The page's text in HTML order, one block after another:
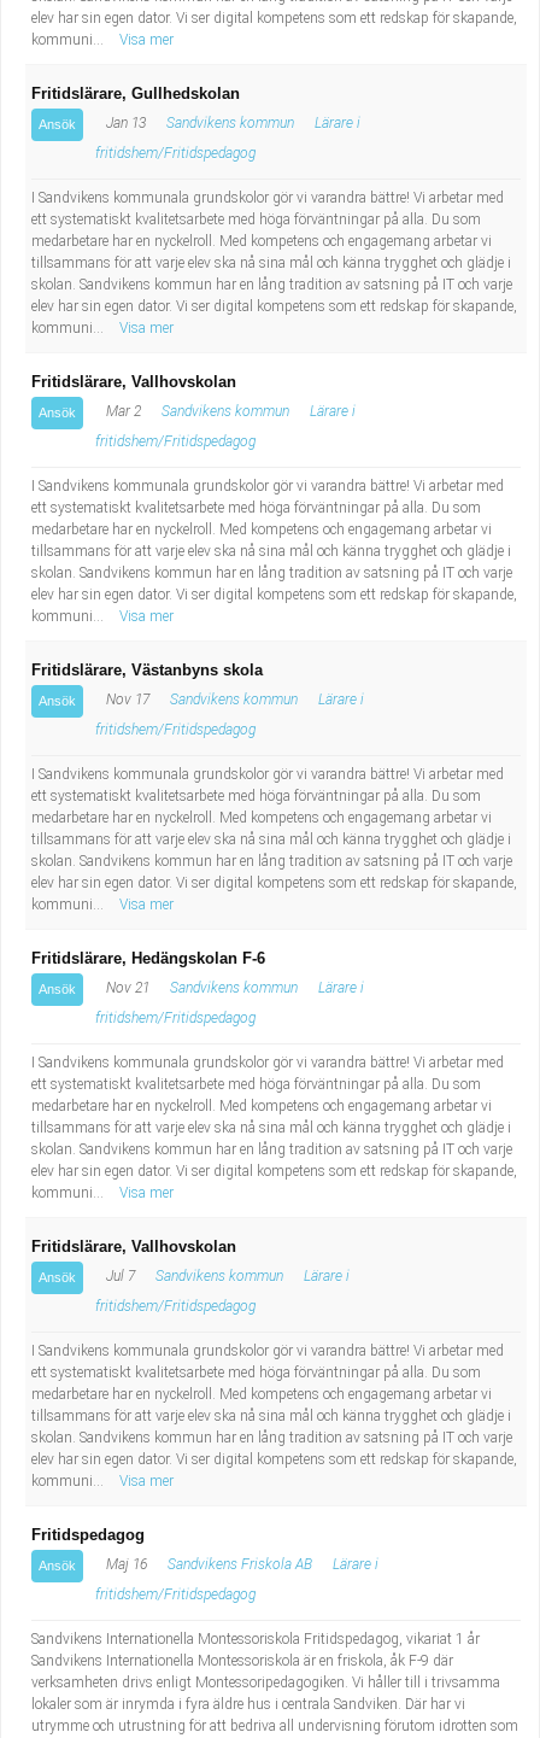
elev har sin egen dator. Vi ser digital kompetens som ett redskap för skapande,
kommuni...
Visa mer
Fritidslärare, Gullhedskolan
Ansök Jan 13 Sandvikens kommun
Lärare i
fritidshem/Fritidspedagog
I Sandvikens kommunala grundskolor gör vi varandra bättre! Vi arbetar med
ett systematiskt kvalitetsarbete med höga förväntningar på alla. Du som
medarbetare har en nyckelroll. Med kompetens och engagemang arbetar vi
tillsammans för att varje elev ska nå sina mål och känna trygghet och glädje i
skolan. Sandvikens kommun har en lång tradition av satsning på IT och varje
elev har sin egen dator. Vi ser digital kompetens som ett redskap för skapande,
kommuni...
Visa mer
Fritidslärare, Vallhovskolan
Ansök Mar 2 Sandvikens kommun
Lärare i
fritidshem/Fritidspedagog
I Sandvikens kommunala grundskolor gör vi varandra bättre! Vi arbetar med
ett systematiskt kvalitetsarbete med höga förväntningar på alla. Du som
medarbetare har en nyckelroll. Med kompetens och engagemang arbetar vi
tillsammans för att varje elev ska nå sina mål och känna trygghet och glädje i
skolan. Sandvikens kommun har en lång tradition av satsning på IT och varje
elev har sin egen dator. Vi ser digital kompetens som ett redskap för skapande,
kommuni...
Visa mer
Fritidslärare, Västanbyns skola
Ansök Nov 17 Sandvikens kommun
Lärare i
fritidshem/Fritidspedagog
I Sandvikens kommunala grundskolor gör vi varandra bättre! Vi arbetar med
ett systematiskt kvalitetsarbete med höga förväntningar på alla. Du som
medarbetare har en nyckelroll. Med kompetens och engagemang arbetar vi
tillsammans för att varje elev ska nå sina mål och känna trygghet och glädje i
skolan. Sandvikens kommun har en lång tradition av satsning på IT och varje
elev har sin egen dator. Vi ser digital kompetens som ett redskap för skapande,
kommuni...
Visa mer
Fritidslärare, Hedängskolan F-6
Ansök Nov 21 Sandvikens kommun
Lärare i
fritidshem/Fritidspedagog
I Sandvikens kommunala grundskolor gör vi varandra bättre! Vi arbetar med
ett systematiskt kvalitetsarbete med höga förväntningar på alla. Du som
medarbetare har en nyckelroll. Med kompetens och engagemang arbetar vi
tillsammans för att varje elev ska nå sina mål och känna trygghet och glädje i
skolan. Sandvikens kommun har en lång tradition av satsning på IT och varje
elev har sin egen dator. Vi ser digital kompetens som ett redskap för skapande,
kommuni...
Visa mer
Fritidslärare, Vallhovskolan
Ansök Jul 7 Sandvikens kommun
Lärare i
fritidshem/Fritidspedagog
I Sandvikens kommunala grundskolor gör vi varandra bättre! Vi arbetar med
ett systematiskt kvalitetsarbete med höga förväntningar på alla. Du som
medarbetare har en nyckelroll. Med kompetens och engagemang arbetar vi
tillsammans för att varje elev ska nå sina mål och känna trygghet och glädje i
skolan. Sandvikens kommun har en lång tradition av satsning på IT och varje
elev har sin egen dator. Vi ser digital kompetens som ett redskap för skapande,
kommuni...
Visa mer
Fritidspedagog
Ansök Maj 16 Sandvikens Friskola AB
Lärare i
fritidshem/Fritidspedagog
Sandvikens Internationella Montessoriskola Fritidspedagog, vikariat 1 år
Sandvikens Internationella Montessoriskola är en friskola, åk F-9 där
verksamheten drivs enligt Montessoripedagogiken. Vi håller till i trivsamma
lokaler som är inrymda i fyra äldre hus i centrala Sandviken. Där har vi
utrymme och utrustning för att bedriva all undervisning förutom idrotten som